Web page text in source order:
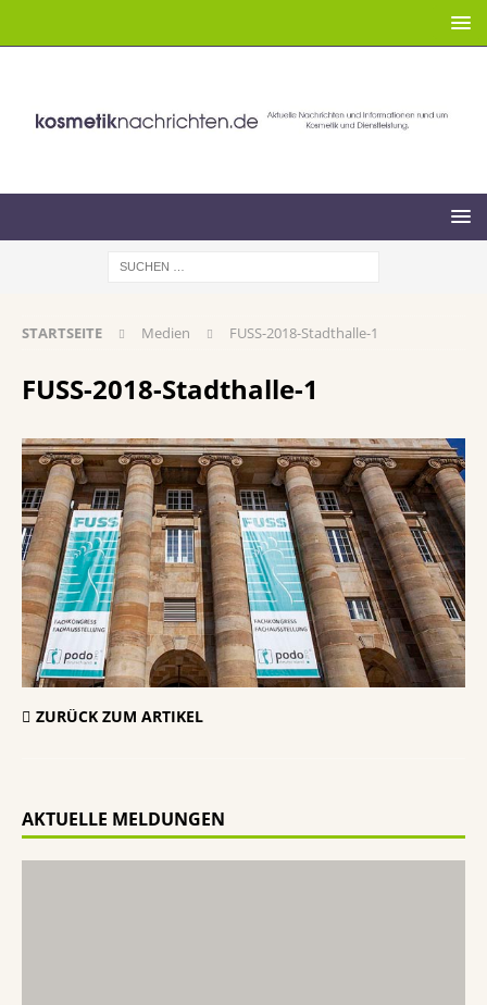
STARTSEITE Medien FUSS-2018-Stadthalle-1
FUSS-2018-Stadthalle-1
ZURÜCK ZUM ARTIKEL
AKTUELLE MELDUNGEN